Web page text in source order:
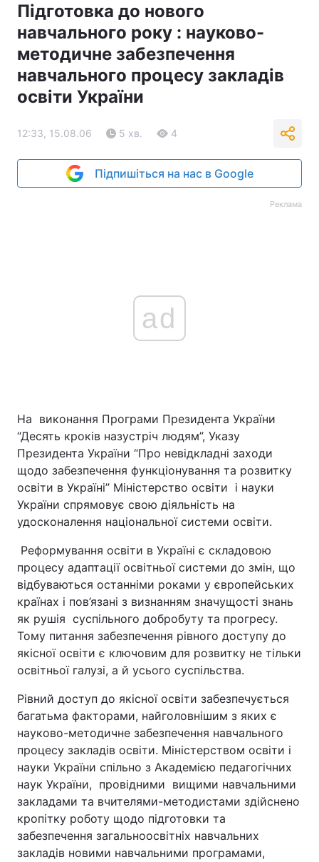
Підготовка до нового
навчального року : науково-
методичне забезпечення
навчального процесу закладів
освіти України
12:33, 15.08.06 5 хв. 4
Підпишіться на нас в Google
Реклама
ad
На виконання Програми Президента України
“Десять кроків назустріч людям”, Указу
Президента України “Про невідкладні заходи
щодо забезпечення функціонування та розвитку
освіти в Україні” Міністерство освіти і науки
України спрямовує свою діяльність на
удосконалення національної системи освіти.
Реформування освіти в Україні є складовою
процесу адаптації освітньої системи до змін, що
відбуваються останніми роками у європейських
країнах і пов’язані з визнанням значущості знань
як рушія суспільного добробуту та прогресу.
Тому питання забезпечення рівного доступу до
якісної освіти є ключовим для розвитку не тільки
освітньої галузі, а й усього суспільства.
Рівний доступ до якісної освіти забезпечується
багатьма факторами, найголовнішим з яких є
науково-методичне забезпечення навчального
процесу закладів освіти. Міністерством освіти і
науки України спільно з Академією педагогічних
наук України, провідними вищими навчальними
закладами та вчителями-методистами здійснено
кропітку роботу щодо підготовки та
забезпечення загальноосвітніх навчальних
закладів новими навчальними програмами,